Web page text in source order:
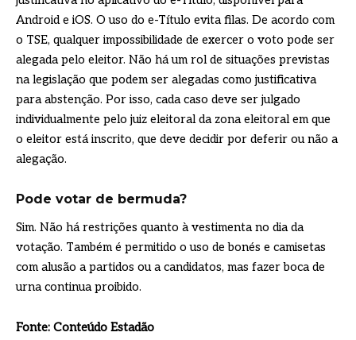
Android e iOS. O uso do e-Título evita filas. De acordo com
o TSE, qualquer impossibilidade de exercer o voto pode ser
alegada pelo eleitor. Não há um rol de situações previstas
na legislação que podem ser alegadas como justificativa
para abstenção. Por isso, cada caso deve ser julgado
individualmente pelo juiz eleitoral da zona eleitoral em que
o eleitor está inscrito, que deve decidir por deferir ou não a
alegação.
Pode votar de bermuda?
Sim. Não há restrições quanto à vestimenta no dia da
votação. Também é permitido o uso de bonés e camisetas
com alusão a partidos ou a candidatos, mas fazer boca de
urna continua proibido.
Fonte: Conteúdo Estadão